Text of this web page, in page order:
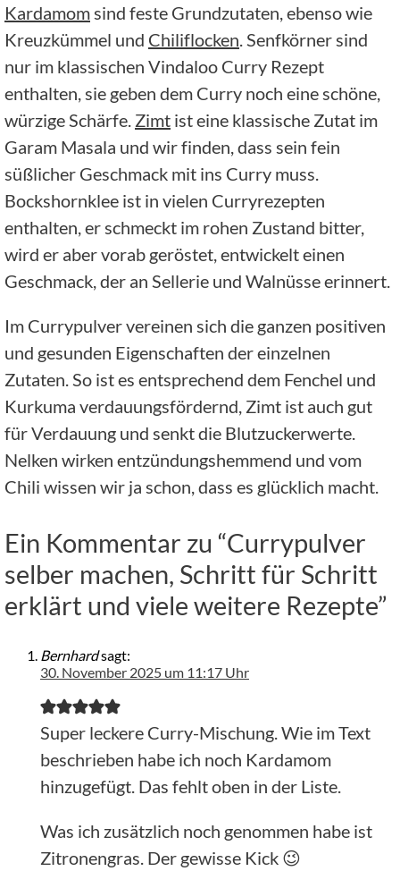
Kardamomsind feste Grundzutaten, ebenso wie
Kreuzkümmel und Chiliflocken. Senfkörner sind
nur im klassischen Vindaloo Curry Rezept
enthalten, sie geben dem Curry noch eine schöne,
würzige Schärfe. Zimt ist eine klassische Zutat im
Garam Masala und wir finden, dass sein fein
süßlicher Geschmack mit ins Curry muss.
Bockshornklee ist in vielen Curryrezepten
enthalten, er schmeckt im rohen Zustand bitter,
wird er aber vorab geröstet, entwickelt einen
Geschmack, der an Sellerie und Walnüsse erinnert.
Im Currypulver vereinen sich die ganzen positiven
und gesunden Eigenschaften der einzelnen
Zutaten. So ist es entsprechend dem Fenchel und
Kurkuma verdauungsfördernd, Zimt ist auch gut
für Verdauung und senkt die Blutzuckerwerte.
Nelken wirken entzündungshemmend und vom
Chili wissen wir ja schon, dass es glücklich macht.
Ein Kommentar zu “Currypulver
selber machen, Schritt für Schritt
erklärt und viele weitere Rezepte”
Bernhardsagt:
30. November 2025 um 11:17 Uhr
Super leckere Curry-Mischung. Wie im Text
beschrieben habe ich noch Kardamom
hinzugefügt. Das fehlt oben in der Liste.
Was ich zusätzlich noch genommen habe ist
Zitronengras. Der gewisse Kick 😉